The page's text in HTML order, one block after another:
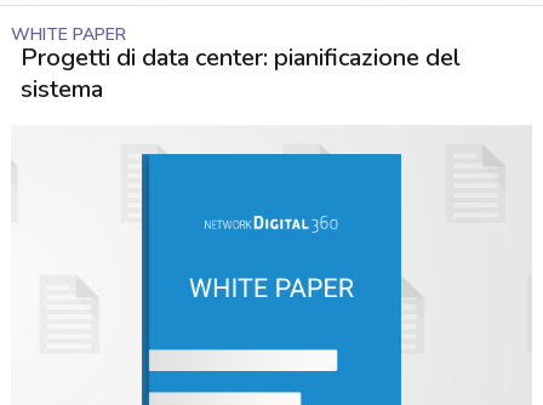
WHITE PAPER
Progetti di data center: pianificazione del
sistema